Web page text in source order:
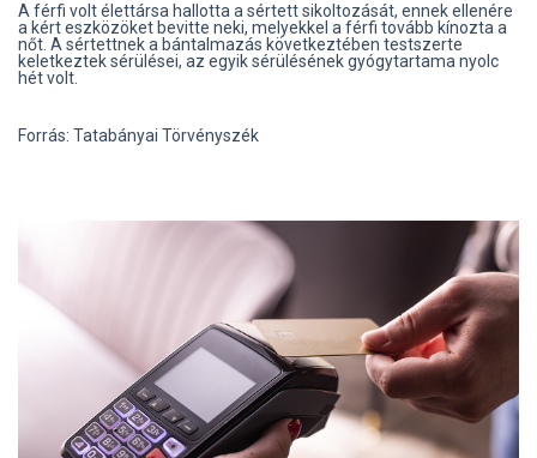
A férfi volt élettársa hallotta a sértett sikoltozását, ennek ellenére
a kért eszközöket bevitte neki, melyekkel a férfi tovább kínozta a
nőt. A sértettnek a bántalmazás következtében testszerte
keletkeztek sérülései, az egyik sérülésének gyógytartama nyolc
hét volt.
Forrás: Tatabányai Törvényszék